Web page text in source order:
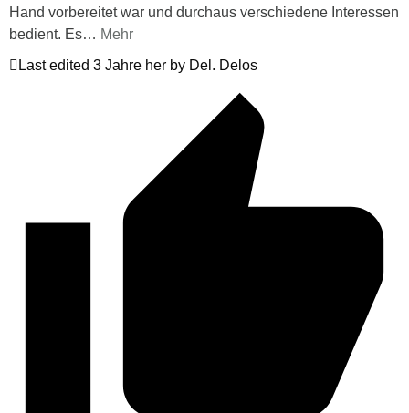
Hand vorbereitet war und durchaus verschiedene Interessen
bedient. Es… Mehr
Last edited 3 Jahre her by Del. Delos